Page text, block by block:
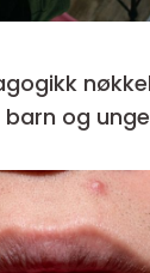
til bedre
og unge